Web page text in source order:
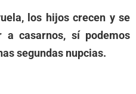
los hijos crecen y se
casarnos, sí podemos
segundas nupcias.